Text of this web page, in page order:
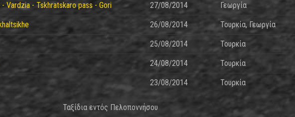
Vardzia - Tskhratskaro pass - Gori 27/08/2014 Γεωργία
26/08/2014 Τουρκία, Γεωργία
25/08/2014 Τουρκία
24/08/2014 Τουρκία
23/08/2014 Τουρκία
Ταξίδια εντός Πελοποννήσου